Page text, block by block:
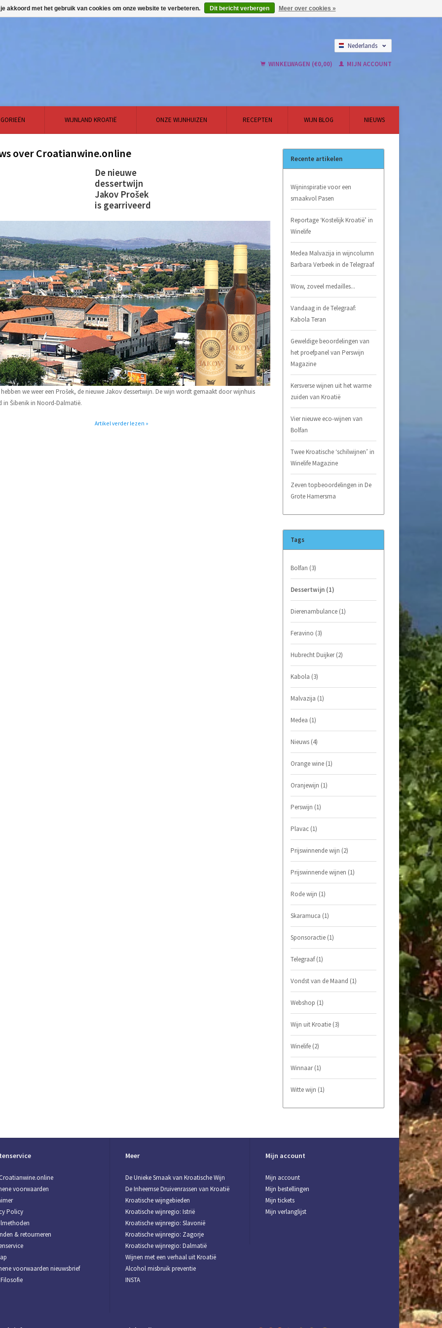
Nederlands
WINKELWAGEN (€0,00)
MIJN ACCOUNT
WIJNLAND KROATIË ONZE WIJNHUIZEN RECEPTEN WIJN BLOG NIEUWS
over Croatianwine.online
De nieuwe
dessertwijn
Jakov Prošek
is gearriveerd
we weer een Prošek, de nieuwe Jakov dessertwijn. De wijn wordt gemaakt door wijnhuis
in Šibenik in Noord-Dalmatië.
Artikel verder lezen »
Recente artikelen
Wijninspiratie voor een
smaakvol Pasen
Reportage ‘Kostelijk Kroatië’ in
Winelife
Medea Malvazija in wijncolumn
Barbara Verbeek in de Telegraaf
Wow, zoveel medailles...
Vandaag in de Telegraaf:
Kabola Teran
Geweldige beoordelingen van
het proefpanel van Perswijn
Magazine
Kersverse wijnen uit het warme
zuiden van Kroatië
Vier nieuwe eco-wijnen van
Bolfan
Twee Kroatische ‘schilwijnen’ in
Winelife Magazine
Zeven topbeoordelingen in De
Grote Hamersma
Tags
Bolfan (3)
Dessertwijn (1)
Dierenambulance (1)
Feravino (3)
Hubrecht Duijker(2)
Kabola (3)
Malvazija (1)
Medea (1)
Nieuws (4)
Orange wine (1)
Oranjewijn (1)
Perswijn (1)
Plavac (1)
Prijswinnende wijn (2)
Prijswinnende wijnen (1)
Rode wijn (1)
Skaramuca (1)
Sponsoractie (1)
Telegraaf(1)
Vondst van de Maand (1)
Webshop (1)
Wijn uit Kroatie (3)
Winelife (2)
Winnaar(1)
Witte wijn (1)
voorwaarden
Policy
& retourneren
voorwaarden nieuwsbrief
Meer
De Unieke Smaak van Kroatische Wijn
De Inheemse Druivenrassen van Kroatië
Kroatische wijngebieden
Kroatische wijnregio: Istrië
Kroatische wijnregio: Slavonië
Kroatische wijnregio: Zagorje
Kroatische wijnregio: Dalmatië
Wijnen met een verhaal uit Kroatië
Alcohol misbruik preventie
INSTA
Mijn account
Mijn account
Mijn bestellingen
Mijn tickets
Mijn verlanglijst
akkoord met het gebruik van cookies om onze website te verbeteren. Dit bericht verbergen Meer over cookies »